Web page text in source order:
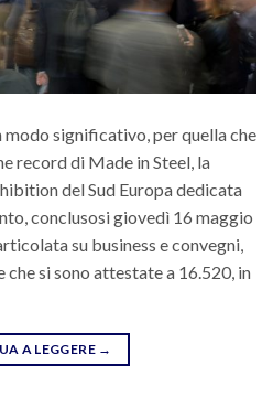
significativo, per quella che
record di Made in Steel, la
del Sud Europa dedicata
conclusosi giovedì 16 maggio
su business e convegni,
si sono attestate a 16.520, in
A LEGGERE →